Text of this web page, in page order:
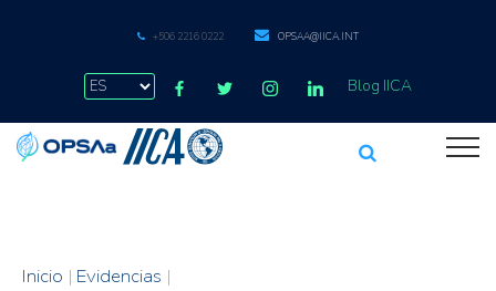
+506 2216 0222 OPSAA@IICA.INT
Blog IICA
Inicio | Evidencias |